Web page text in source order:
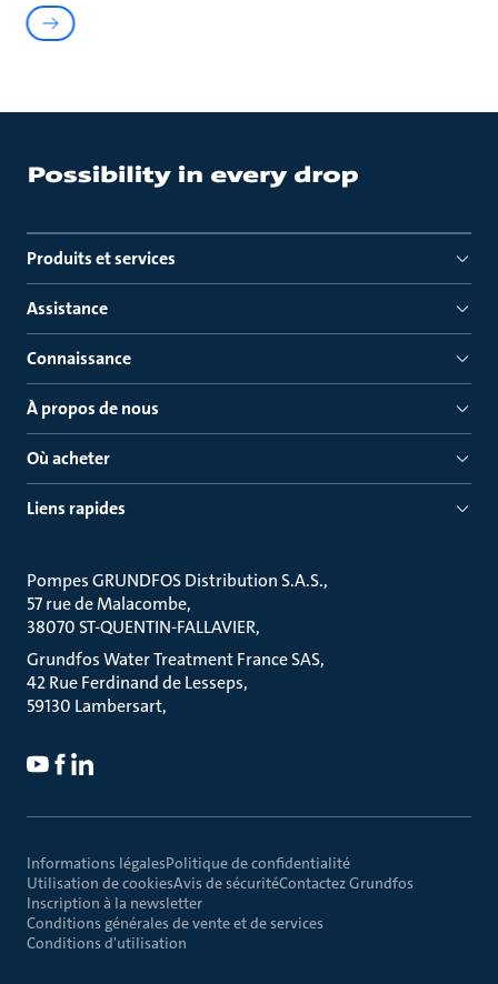
Produits et services
Assistance
Connaissance
À propos de nous
Où acheter
Liens rapides
Pompes GRUNDFOS Distribution S.A.S.
57 rue de Malacombe
38070 ST-QUENTIN-FALLAVIER
Grundfos Water Treatment France SAS
42 Rue Ferdinand de Lesseps
59130 Lambersart
Informations légalesPolitique de confidentialité
Utilisation de cookiesAvis de sécuritéContactez Grundfos
Inscription à la newsletter
Conditions générales de vente et de services
Conditions d'utilisation